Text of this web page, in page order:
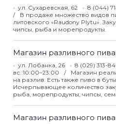
ул. Сухаревская, 62 8 (044)
В продаже множество видов
литовского «Raudony Plytu».
чипсы, рыба и морепродукты.
Магазин разливного пива
ул. Лобанка, 26 8 (029) 313-
вс.:10:00–23:00
Магазин
на разлив. Есть также пиво в
Исчерпывающее количество
рыба, морепродукты, чипсы,
Магазин разливного пива